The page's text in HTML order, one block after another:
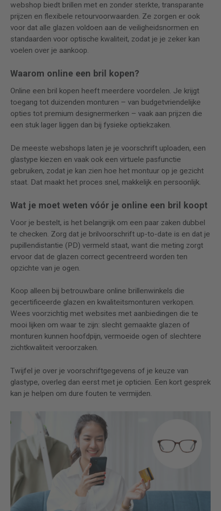
webshop biedt brillen met en zonder sterkte, transparante
prijzen en flexibele retourvoorwaarden. Ze zorgen er ook
voor dat alle glazen voldoen aan de veiligheidsnormen en
standaarden voor optische kwaliteit, zodat je je zeker kan
voelen over je aankoop.
Waarom online een bril kopen?
Online een bril kopen heeft meerdere voordelen. Je krijgt
toegang tot duizenden monturen – van budgetvriendelijke
opties tot premium designermerken – vaak aan prijzen die
een stuk lager liggen dan bij fysieke optiekzaken.
De meeste webshops laten je je voorschrift uploaden, een
glastype kiezen en vaak ook een virtuele pasfunctie
gebruiken, zodat je kan zien hoe het montuur op je gezicht
staat. Dat maakt het proces snel, makkelijk en persoonlijk.
Wat je moet weten vóór je online een bril koopt
Voor je bestelt, is het belangrijk om een paar zaken dubbel
te checken. Zorg dat je brilvoorschrift up-to-date is en dat je
pupillendistantie (PD) vermeld staat, want die meting zorgt
ervoor dat de glazen correct gecentreerd worden ten
opzichte van je ogen.
Koop alleen bij betrouwbare online brillenwinkels die
gecertificeerde glazen en kwaliteitsmonturen verkopen.
Wees voorzichtig met websites met aanbiedingen die te
mooi lijken om waar te zijn: slecht gemaakte glazen of
monturen kunnen hoofdpijn, vermoeide ogen of slechtere
zichtkwaliteit veroorzaken.
Twijfel je over je voorschriftgegevens of je keuze van
glastype, overleg dan eerst met je opticien. Een kort gesprek
kan je helpen om dure fouten te vermijden.